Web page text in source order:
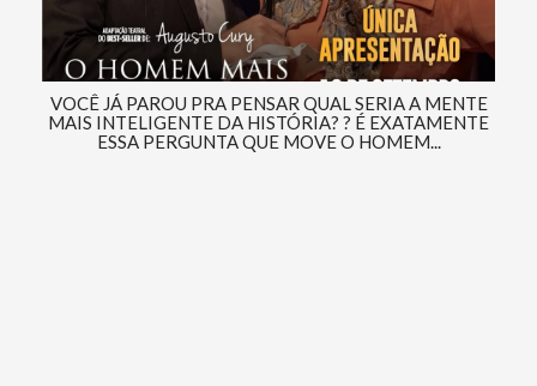
VOCÊ JÁ PAROU PRA PENSAR QUAL SERIA A MENTE
MAIS INTELIGENTE DA HISTÓRIA? ? É EXATAMENTE
ESSA PERGUNTA QUE MOVE O HOMEM...